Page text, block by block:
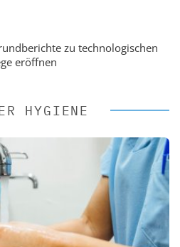
zu technologischen
eröffnen
HYGIENE